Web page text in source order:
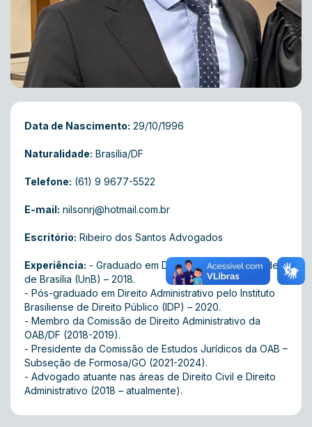
Data de Nascimento: 29/10/1996
Naturalidade: Brasília/DF
Telefone: (61) 9 9677-5522
E-mail: nilsonrj@hotmail.com.br
Escritório: Ribeiro dos Santos Advogados
Experiência: - Graduado em Direito pela Universidade
de Brasília (UnB) – 2018.
- Pós-graduado em Direito Administrativo pelo Instituto
Brasiliense de Direito Público (IDP) – 2020.
- Membro da Comissão de Direito Administrativo da
OAB/DF (2018-2019).
- Presidente da Comissão de Estudos Jurídicos da OAB –
Subseção de Formosa/GO (2021-2024).
- Advogado atuante nas áreas de Direito Civil e Direito
Administrativo (2018 – atualmente).